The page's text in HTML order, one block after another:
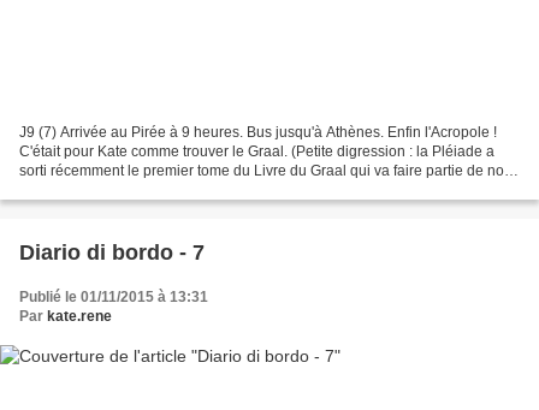
J9 (7) Arrivée au Pirée à 9 heures. Bus jusqu'à Athènes. Enfin l'Acropole !
C'était pour Kate comme trouver le Graal. (Petite digression : la Pléiade a
sorti récemment le premier tome du Livre du Graal qui va faire partie de nos
Diario di bordo - 7
Publié le 01/11/2015 à 13:31
Par kate.rene